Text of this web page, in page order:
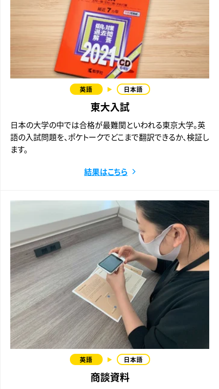
東大入試
日本の大学の中では合格が最難関といわれる東京大学。英
語の入試問題を、ポケトークでどこまで翻訳できるか、検証し
ます。
結果はこちら
商談資料